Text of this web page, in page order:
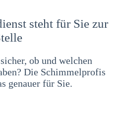
steht für Sie zur
ob und welchen
Die Schimmelprofis
genauer für Sie.